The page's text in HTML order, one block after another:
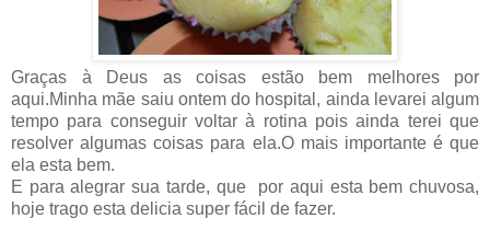
Graças à Deus as coisas estão bem melhores por
aqui.Minha mãe saiu ontem do hospital, ainda levarei algum
tempo para conseguir voltar à rotina pois ainda terei que
resolver algumas coisas para ela.O mais importante é que
ela esta bem.
E para alegrar sua tarde, que por aqui esta bem chuvosa,
hoje trago esta delicia super fácil de fazer.